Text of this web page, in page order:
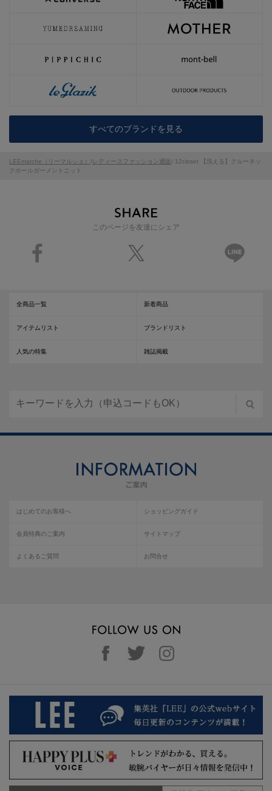
このページを友達にシェア
すべてのブランドを見る
LEEmarche（リーマルシェ） / レディースファッション通販/ 12closet 【洗える】クルーネッ
クホールガーメントニット
全商品一覧 新着商品
アイテムリスト ブランドリスト
人気の特集 雑誌掲載
はじめてのお客様へ ショッピングガイド
会員特典のご案内 サイトマップ
よくあるご質問 お問合せ